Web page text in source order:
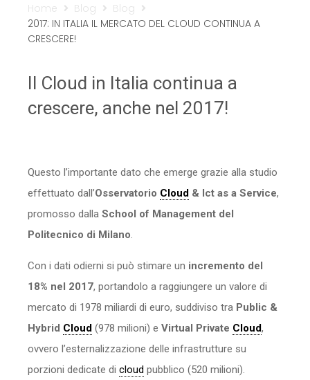
Home Blog
Blog
2017: IN ITALIA IL MERCATO DEL CLOUD CONTINUA A
CRESCERE!
Il Cloud in Italia continua a
crescere, anche nel 2017!
Questo l’importante dato che emerge grazie alla studio
effettuato dall’Osservatorio Cloud & Ict as a Service,
promosso dalla School of Management del
Politecnico di Milano.
Con i dati odierni si può stimare un incremento del
18% nel 2017, portandolo a raggiungere un valore di
mercato di 1978 miliardi di euro, suddiviso tra Public &
Hybrid Cloud (978 milioni) e Virtual Private Cloud,
ovvero l’esternalizzazione delle infrastrutture su
porzioni dedicate di cloud pubblico (520 milioni).